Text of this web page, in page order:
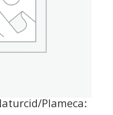
Plameca: